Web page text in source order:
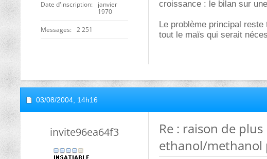
Date d'inscription
janvier
1970
Messages 2 251
croissance : le bilan sur
Le problème principal
tout le maïs qui serait
03/08/2004, 14h16
invite96ea64f3
Re : raison de
ethanol/